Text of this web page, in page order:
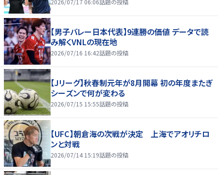
2026/07/17 06:06話題の投稿
【男子バレー日本代表】9連勝の価値 データで読
み解くVNLの現在地
2026/07/16 16:42話題の投稿
【Jリーグ】秋春制元年が8月開幕 初の年度またぎ
シーズンで何が変わる
2026/07/15 15:55話題の投稿
【UFC】朝倉海の次戦が決定 上海でアオリチロ
ンと対戦
2026/07/14 15:19話題の投稿